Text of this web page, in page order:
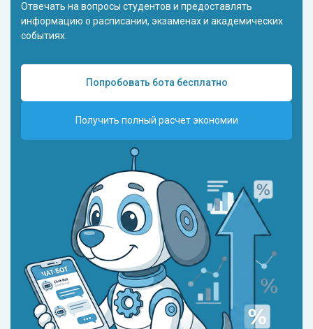
Отвечать на вопросы студентов и предоставлять
информацию о расписании, экзаменах и академических
событиях.
Попробовать бота бесплатно
Получить полный расчет экономии